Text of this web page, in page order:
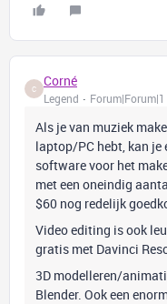
C Corné
Legend
Als je van muziek
laptop/PC hebt, kan je
software voor het
met een oneindig
$60 nog redelijk
Video editing is ook
gratis met Davinci
3D modelleren/
Blender. Ook een